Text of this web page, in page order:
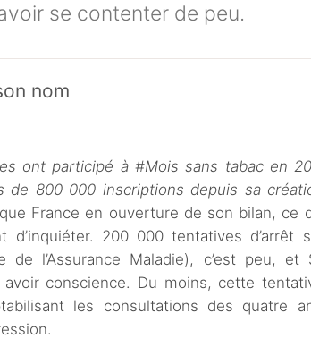
se contenter de peu.
nom
ont participé à #Mois sans tabac en
de 800 000 inscriptions depuis sa
France en ouverture de son bilan, ce
d’inquiéter. 200 000 tentatives d’arrêt
l’Assurance Maladie), c’est peu, et
conscience. Du moins, cette
les consultations des quatre